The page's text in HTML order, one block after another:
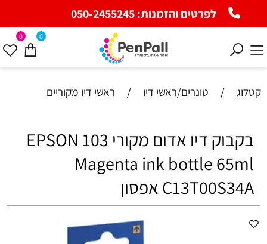
לפרטים והזמנות:050-2455245
0 0
קטלוג / טונרים/ראשי דיו / ראשי דיו מקוריים
בקבוק דיו אדום מקורי EPSON 103
Magenta ink bottle 65ml
C13T00S34A אפסון